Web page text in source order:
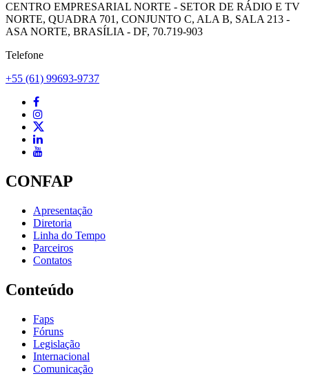
CENTRO EMPRESARIAL NORTE - SETOR DE RÁDIO E TV
NORTE, QUADRA 701, CONJUNTO C, ALA B, SALA 213 -
ASA NORTE, BRASÍLIA - DF, 70.719-903
Telefone
+55 (61) 99693-9737
CONFAP
Apresentação
Diretoria
Linha do Tempo
Parceiros
Contatos
Conteúdo
Faps
Fóruns
Legislação
Internacional
Comunicação